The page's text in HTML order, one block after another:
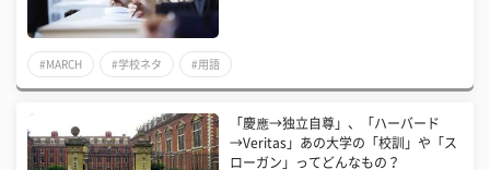
#MARCH #学校ネタ #用語
「慶應→独立自尊」、「ハーバード
→Veritas」あの大学の「校訓」や「ス
ローガン」ってどんなもの？